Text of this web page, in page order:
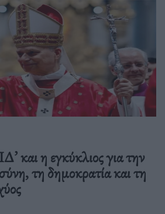
και η εγκύκλιος για την
τη δημοκρατία και τη